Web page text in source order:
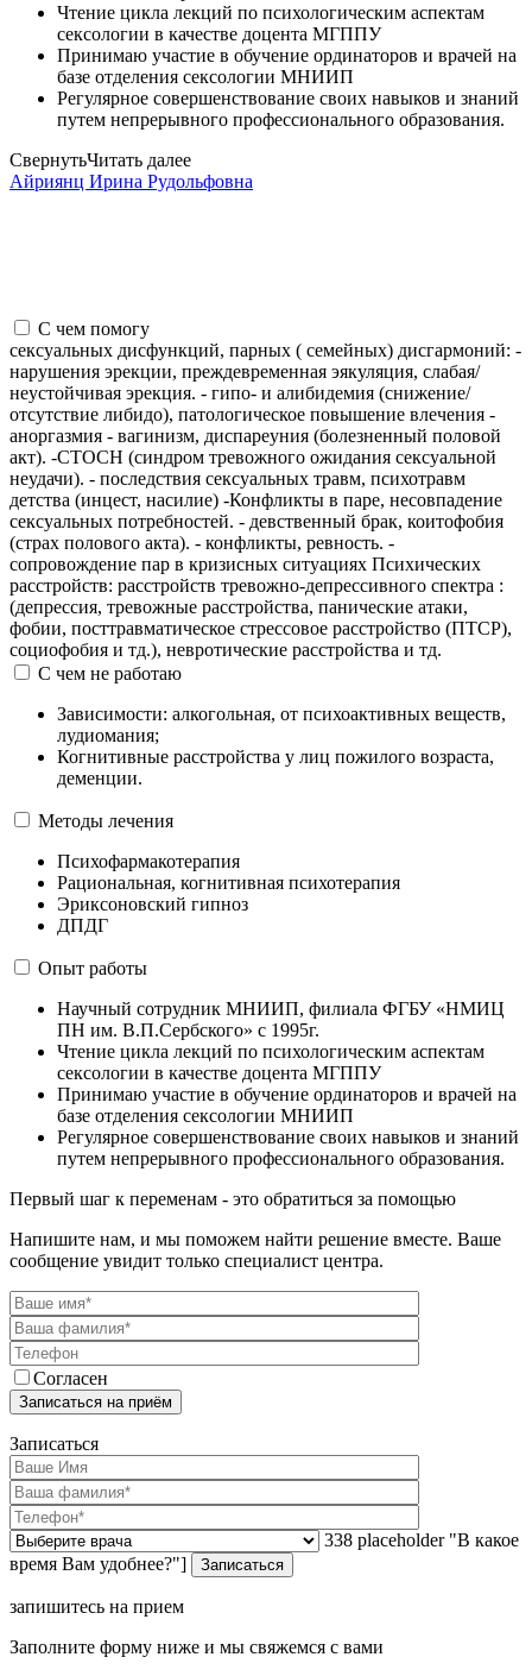
Чтение цикла лекций по психологическим аспектам
сексологии в качестве доцента МГППУ
Принимаю участие в обучение ординаторов и врачей на
базе отделения сексологии МНИИП
Регулярное совершенствование своих навыков и знаний
путем непрерывного профессионального образования.
СвернутьЧитать далее
Айриянц Ирина Рудольфовна
С чем помогу
сексуальных дисфункций, парных ( семейных) дисгармоний: -
нарушения эрекции, преждевременная эякуляция, слабая/
неустойчивая эрекция. - гипо- и алибидемия (снижение/
отсутствие либидо), патологическое повышение влечения -
аноргазмия - вагинизм, диспареуния (болезненный половой
акт). -СТОСН (синдром тревожного ожидания сексуальной
неудачи). - последствия сексуальных травм, психотравм
детства (инцест, насилие) -Конфликты в паре, несовпадение
сексуальных потребностей. - девственный брак, коитофобия
(страх полового акта). - конфликты, ревность. -
сопровождение пар в кризисных ситуациях Психических
расстройств: расстройств тревожно-депрессивного спектра :
(депрессия, тревожные расстройства, панические атаки,
фобии, посттравматическое стрессовое расстройство (ПТСР),
социофобия и тд.), невротические расстройства и тд.
С чем не работаю
Зависимости: алкогольная, от психоактивных веществ,
лудиомания;
Когнитивные расстройства у лиц пожилого возраста,
деменции.
Методы лечения
Психофармакотерапия
Рациональная, когнитивная психотерапия
Эриксоновский гипноз
ДПДГ
Опыт работы
Научный сотрудник МНИИП, филиала ФГБУ «НМИЦ
ПН им. В.П.Сербского» с 1995г.
Чтение цикла лекций по психологическим аспектам
сексологии в качестве доцента МГППУ
Принимаю участие в обучение ординаторов и врачей на
базе отделения сексологии МНИИП
Регулярное совершенствование своих навыков и знаний
путем непрерывного профессионального образования.
Первый шаг к переменам - это обратиться за помощью
Напишите нам, и мы поможем найти решение вместе. Ваше
сообщение увидит только специалист центра.
Согласен
Записаться
338 placeholder "В какое
время Вам удобнее?"]
запишитесь на прием
Заполните форму ниже и мы свяжемся с вами